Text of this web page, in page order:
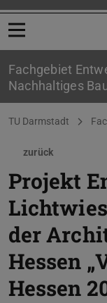
Menü öffnen
Fachgebiet
Nachhaltiges
Sie befinden sich
TU Darmstadt
zurück
Projekt
der
Hessen
Hessen